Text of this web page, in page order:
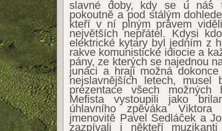
slavné doby, kdy se u nás
pokoutně a pod stálým
kteří v ní plným právem
největších nepřátel. Kdysi
elektrické kytary byl jedním z
rakve komunistické idiocie a
pány, ze kterých se najednou
junáci a hrají možná
nejslavnějších letech, musel
prezentace všech možných
Mefista vystoupili jako
úhlavního zpěváka
jmenovitě Pavel Sedláček a
zazpívali i někteří